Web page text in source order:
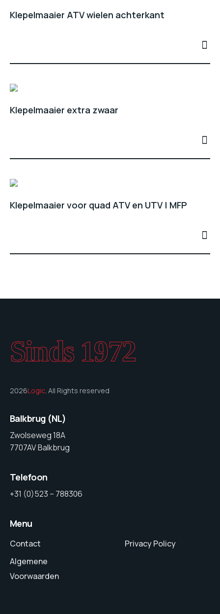
Klepelmaaier ATV wielen achterkant
Klepelmaaier extra zwaar
Klepelmaaier voor quad ATV en UTV | MFP
Sinds 1972
2026Logic. All Rights reserved
Balkbrug (NL)
Zwolseweg 18A
7707AV Balkbrug
Telefoon
+31 (0)523 – 788306
Menu
Contact
Algemene
Voorwaarden
Privacy Policy